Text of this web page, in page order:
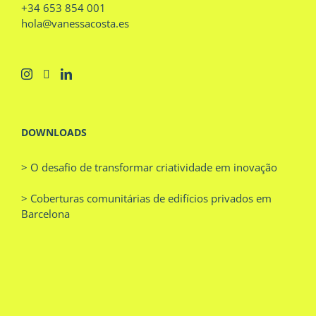
+34 653 854 001
hola@vanessacosta.es
DOWNLOADS
> O desafio de transformar criatividade em inovação
> Coberturas comunitárias de edifícios privados em
Barcelona